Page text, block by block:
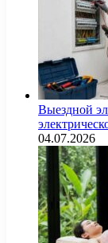
Выездной
04.07.2026